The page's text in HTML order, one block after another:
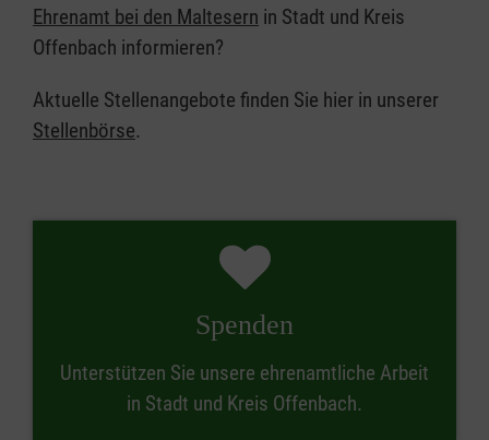
Ehrenamt bei den Maltesern in Stadt und Kreis
Offenbach informieren?
Aktuelle Stellenangebote finden Sie hier in unserer
Stellenbörse.
Spenden
Unterstützen Sie unsere ehrenamtliche Arbeit
in Stadt und Kreis Offenbach.